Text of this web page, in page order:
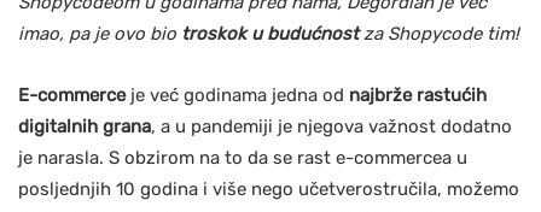
imao, pa je ovo bio troskok u budućnostza Shopycode tim!
E-commerceje već godinama jedna od najbrže rastućih
digitalnih grana, a u pandemiji je njegova važnost dodatno
je narasla. S obzirom na to da se rast e-commercea u
posljednjih 10 godina i više nego učetverostručila, možemo